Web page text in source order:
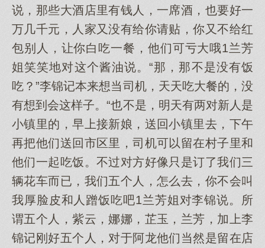
说，那些大酒店里有钱人，一席酒，也要好一
万几千元，人家又没有给你请贴，你又不给红
包别人，让你白吃一餐，他们可亏大哦1兰芳
姐笑笑地对这个酱油说。“那，那不是没有饭
吃？”李锦记本来想当司机，天天吃大餐的，没
有想到会这样子。“也不是，明天有两对新人是
小镇里的，早上接新娘，送回小镇里去，下午
再把他们送回市区里，司机可以留在村子里和
他们一起吃饭。不过对方好像只是订了我们三
辆花车而已，我们五个人，怎么去，你不会叫
我厚脸皮和人蹭饭吃吧1兰芳姐对李锦说。所
谓五个人，紫云，娜娜，芷玉，兰芳，加上李
锦记刚好五个人，对于阿龙他们当然是留在店